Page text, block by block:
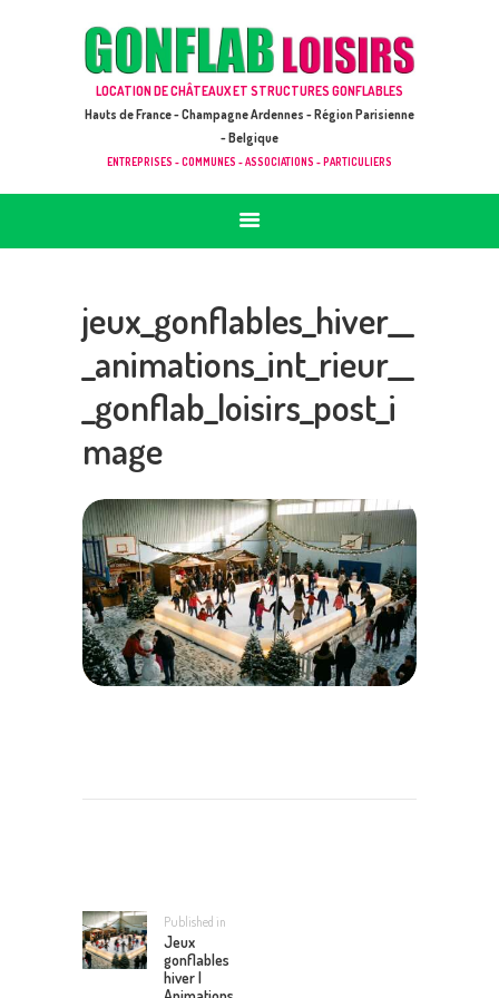
LOCATION DE CHÂTEAUX ET STRUCTURES GONFLABLES
Hauts de France - Champagne Ardennes - Région Parisienne
- Belgique
ENTREPRISES - COMMUNES - ASSOCIATIONS - PARTICULIERS
GONFLAB LOISIRS
ACCUEIL
JEUX À LOUER & PRESTATIONS
CATALOGUE / TARIF
DEMANDE DE DEVIS (SOUS 24H)
jeux_gonflables_hiver__
_animations_int_rieur__
_gonflab_loisirs_post_i
mage
L’ARTICLE
Published in
Jeux
gonflables
hiver |